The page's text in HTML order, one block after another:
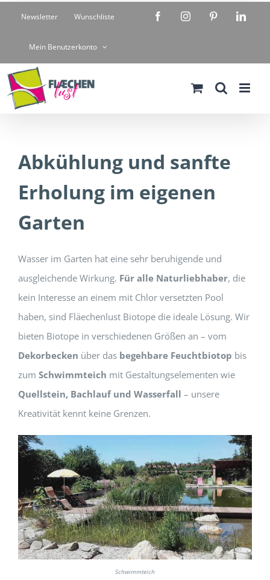
springen
Newsletter Wunschliste
Mein Benutzerkonto
FacebookInstagramPinterest
Abkühlung und sanfte
Erholung im eigenen
Garten
Wasser im Garten hat eine sehr beruhigende und
ausgleichende Wirkung. Für alle Naturliebhaber, die
kein Interesse an einem mit Chlor versetzten Pool
haben, sind Fläechenlust Biotope die ideale Lösung. Wir
bieten Biotope in verschiedenen Größen an – vom
Dekorbecken über das begehbare Feuchtbiotop bis
zum Schwimmteich mit Gestaltungselementen wie
Quellstein, Bachlauf und Wasserfall – unsere
Kreativität kennt keine Grenzen.
Schwimmteich